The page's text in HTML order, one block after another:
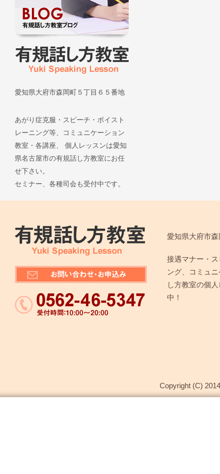
愛知県大府市森岡町５丁目６５番地
あがり症克服・スピーチ・ボイスト
レーニング等、コミュニケーション
教室・各講座、 個人レッスンは愛知
県名古屋市の有規話し方教室にお任
せ下さい。
セミナー、各種司会も受付中です。
愛知県大府市
接遇マナー・
ング、コミュ
し方教室の個
中！
Copyright (C)